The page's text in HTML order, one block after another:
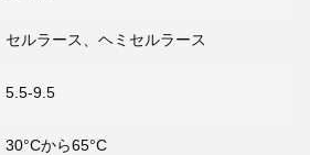
セルラース、ヘミセルラース
5.5-9.5
30°Cから65°C